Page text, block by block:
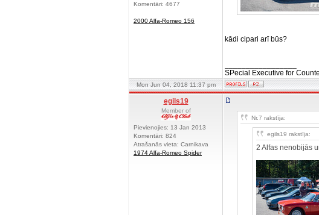
Komentāri: 4677
2000 Alfa-Romeo 156
kādi cipari arī būs?
SPecial Executive for
Mon Jun 04, 2018 11:37 pm
egils19
Member of
Pievienojies: 13 Jan 2013
Komentāri: 824
Atrašanās vieta: Carnikava
1974 Alfa-Romeo Spider
Nr.7 rakstīja:
egils19 rakstīja:
2 Alfas nenobijās